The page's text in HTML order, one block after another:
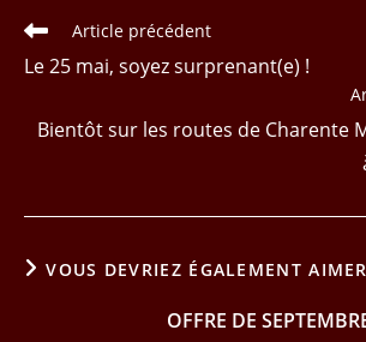
Read
articles
Article précédent
Le 25 mai, soyez surprenant(e) !
Bientôt sur les routes de Charente
VOUS DEVRIEZ ÉGALEMENT AIMER
OFFRE DE